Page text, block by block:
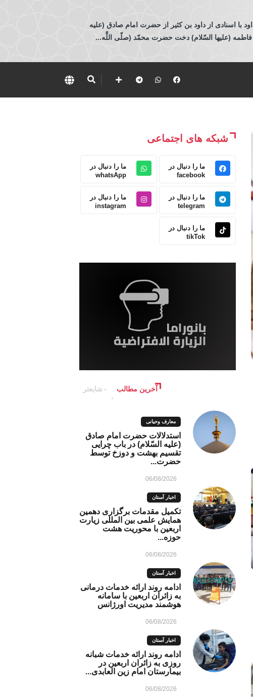
با اسنادی از داود بن كثير از حضرت امام صادق (عليه
(عليها السّلام) دخت حضرت محمّد (صلّى اللَّه...
شبکه های اجتماعی
ما را دنبال در
facebook
ما را دنبال در
whatsApp
ما را دنبال در
telegram
ما را دنبال در
instagram
ما را دنبال در
tikTok
آخرین مطالب شایعتر
معارف وحیانی
استدلالات حضرت امام صادق
(علیه السّلام) در باب چرایی
تقسیم بهشت و دوزخ توسط
حضرت...
06/08/2026
اخبار آستان
تکمیل مقدمات برگزاری دهمین
همایش علمی بین المللی زیارت
اربعین با محوریت هشت
حوزه...
06/08/2026
اخبار آستان
ادامه روند ارائه خدمات درمانی
به زائران اربعین با سامانه
هوشمند مدیریت اورژانس
06/08/2026
اخبار آستان
ادامه روند ارائه خدمات شبانه
روزی به زائران اربعین در
بیمارستان امام زین العابدی...
06/08/2026